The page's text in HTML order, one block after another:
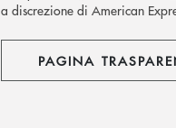
a discrezione di American
PAGINA